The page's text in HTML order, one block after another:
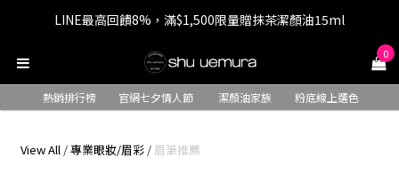
七夕情人節 全站9折，下單享免運+贈$200回購金
LINE最高回饋8%，滿$1,500限量贈抹茶潔顏油15ml
七夕情人節 全站9折，下單享免運+贈$200回購金 0
熱銷排行榜 官網七夕情人節 潔顏油家族 粉底線上選色
View All /專業眼妝/眉彩 / 眉筆推薦